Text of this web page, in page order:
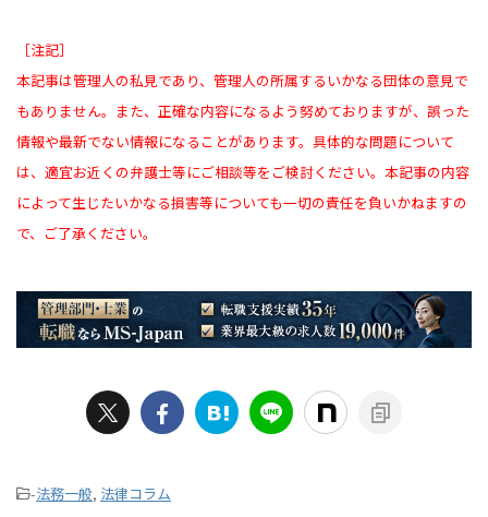
［注記］
本記事は管理人の私見であり、管理人の所属するいかなる団体の意見で
もありません。また、正確な内容になるよう努めておりますが、誤った
情報や最新でない情報になることがあります。具体的な問題について
は、適宜お近くの弁護士等にご相談等をご検討ください。本記事の内容
によって生じたいかなる損害等についても一切の責任を負いかねますの
で、ご了承ください。
-法務一般, 法律コラム